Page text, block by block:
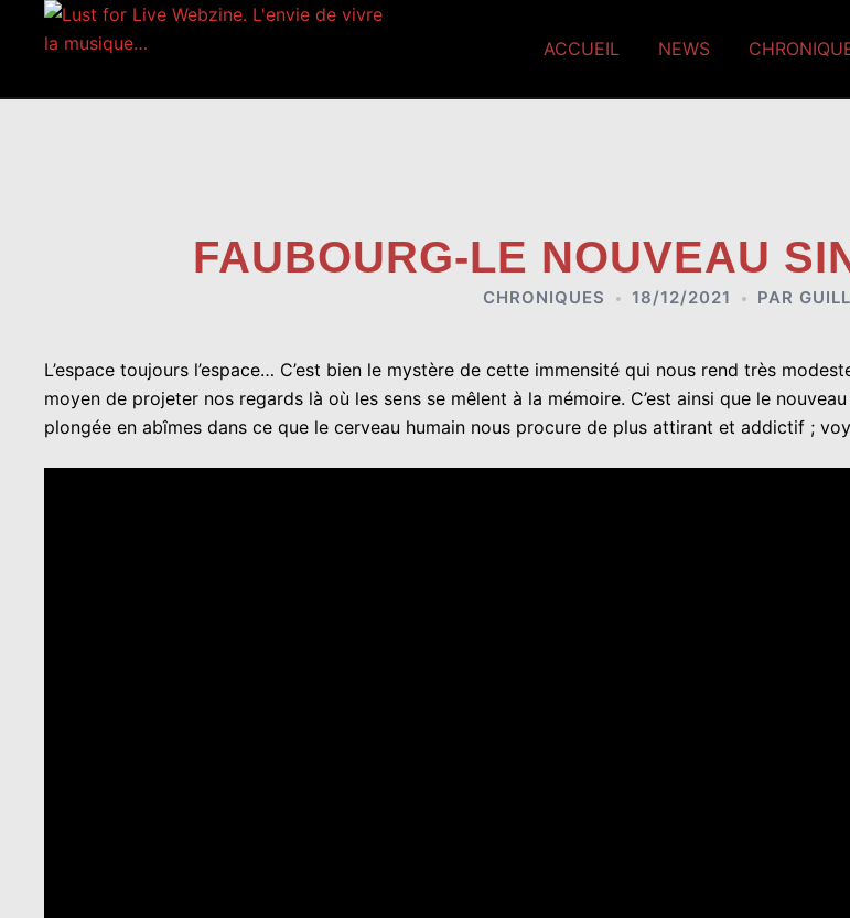
ACCUEIL NEWS
FAUBOURG-LE NOUVEAU
CHRONIQUES 18/12/2021 PAR
L’espace toujours l’espace… C’est bien le mystère de cette immensité qui nous rend très
moyen de projeter nos regards là où les sens se mêlent à la mémoire. C’est ainsi que le
plongée en abîmes dans ce que le cerveau humain nous procure de plus attirant et addictif ;